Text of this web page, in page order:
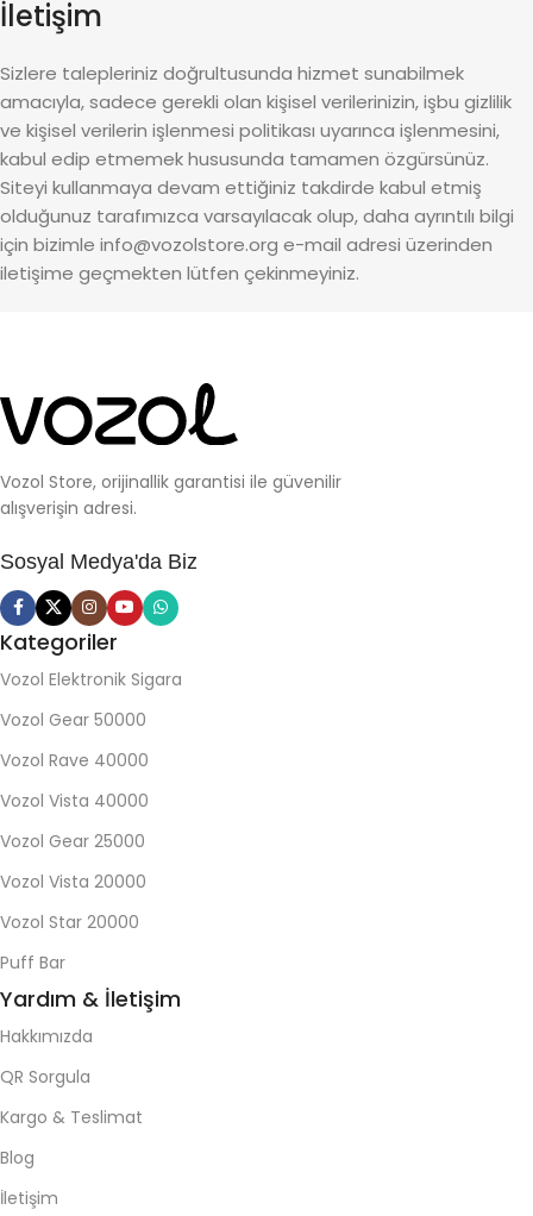
İletişim
Sizlere talepleriniz doğrultusunda hizmet sunabilmek
amacıyla, sadece gerekli olan kişisel verilerinizin, işbu gizlilik
ve kişisel verilerin işlenmesi politikası uyarınca işlenmesini,
kabul edip etmemek hususunda tamamen özgürsünüz.
Siteyi kullanmaya devam ettiğiniz takdirde kabul etmiş
olduğunuz tarafımızca varsayılacak olup, daha ayrıntılı bilgi
için bizimle info@vozolstore.org e-mail adresi üzerinden
iletişime geçmekten lütfen çekinmeyiniz.
Vozol Store, orijinallik garantisi ile güvenilir
alışverişin adresi.
Sosyal Medya'da Biz
Kategoriler
Vozol Elektronik Sigara
Vozol Gear 50000
Vozol Rave 40000
Vozol Vista 40000
Vozol Gear 25000
Vozol Vista 20000
Vozol Star 20000
Puff Bar
Yardım & İletişim
Hakkımızda
QR Sorgula
Kargo & Teslimat
Blog
İletişim